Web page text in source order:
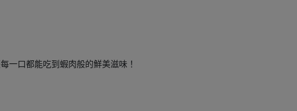
一口都能吃到蝦肉般的鮮美滋味！